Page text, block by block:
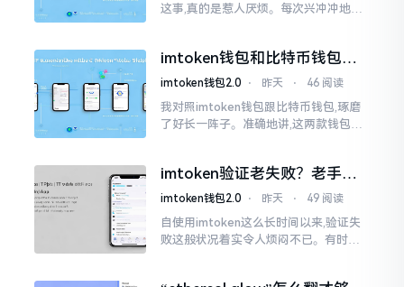
这事,真的是惹人厌烦。每次兴冲冲地开
大家说法不尽相同
imtoken钱包和比特币钱包，
谁更安全？老玩家来聊聊
imtoken钱包2.0 ⋅ 昨天 ⋅ 46 阅读
我对照imtoken钱包跟比特币钱包,琢磨
了好长一阵子。准确地讲,这两款钱包我
挺美观
imtoken验证老失败？老手教
你几招搞定
imtoken钱包2.0 ⋅ 昨天 ⋅ 49 阅读
自使用imtoken这么长时间以来,验证失
败这般状况着实令人烦闷不已。有时急